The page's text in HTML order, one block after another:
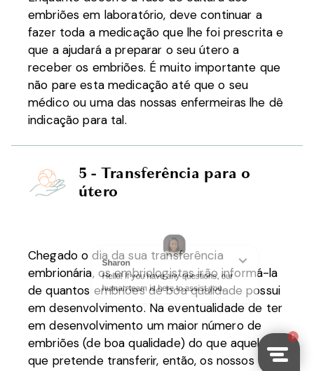
embriões em laboratório, deve continuar a
fazer toda a medicação que lhe foi prescrita e
que a ajudará a preparar o seu útero a
receber os embriões. É muito importante que
não pare esta medicação até que o seu
médico ou uma das nossas enfermeiras lhe dê
indicação para tal.
5 - Transferência para o
útero
Chegado o dia da sua transferência
embrionária, os embriologistas irão informá-la
de quantos embriões de boa qualidade possui
em desenvolvimento. Na eventualidade de ter
em desenvolvimento um maior número de
embriões (de boa qualidade) do que aquele
que pretende transferir, então, os nossos